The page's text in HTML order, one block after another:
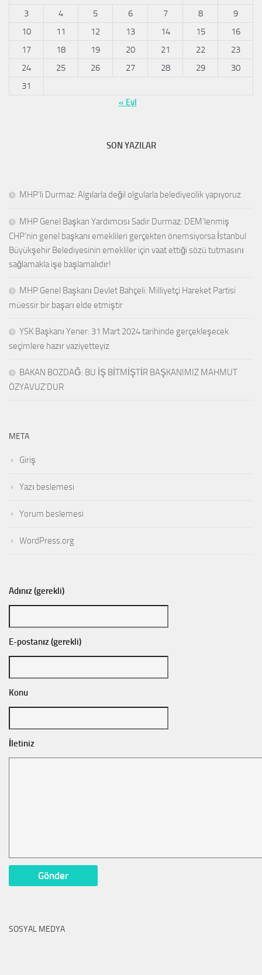
3
4 5 6 7 8
9
10
11 12 13 14 15
16
17
18 19 20 21 22
23
24
25 26 27 28 29
30
31
« Eyl
SON YAZILAR
MHP’li Durmaz: Algılarla değil olgularla belediyecilik yapıyoruz
MHP Genel Başkan Yardımcısı Sadir Durmaz: DEM’lenmiş
CHP’nin genel başkanı emeklileri gerçekten önemsiyorsa İstanbul
Büyükşehir Belediyesinin emekliler için vaat ettiği sözü tutmasını
sağlamakla işe başlamalıdır!
MHP Genel Başkanı Devlet Bahçeli: Milliyetçi Hareket Partisi
müessir bir başarı elde etmiştir
YSK Başkanı Yener: 31 Mart 2024 tarihinde gerçekleşecek
seçimlere hazır vaziyetteyiz
BAKAN BOZDAĞ: BU İŞ BİTMİŞTİR BAŞKANIMIZ MAHMUT
ÖZYAVUZ’DUR
META
Giriş
Yazı beslemesi
Yorum beslemesi
WordPress.org
Adınız (gerekli)
E-postanız (gerekli)
Konu
İletiniz
SOSYAL MEDYA